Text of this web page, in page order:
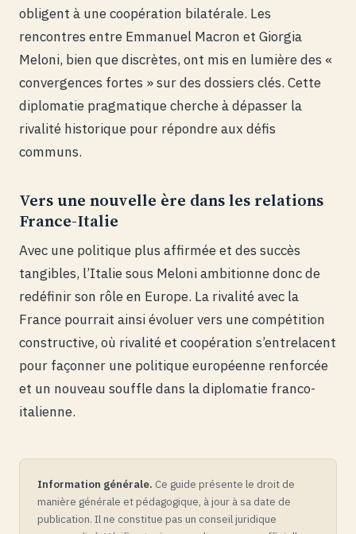
obligent à une coopération bilatérale. Les
rencontres entre Emmanuel Macron et Giorgia
Meloni, bien que discrètes, ont mis en lumière des «
convergences fortes » sur des dossiers clés. Cette
diplomatie pragmatique cherche à dépasser la
rivalité historique pour répondre aux défis
communs.
Vers une nouvelle ère dans les relations
France-Italie
Avec une politique plus affirmée et des succès
tangibles, l’Italie sous Meloni ambitionne donc de
redéfinir son rôle en Europe. La rivalité avec la
France pourrait ainsi évoluer vers une compétition
constructive, où rivalité et coopération s’entrelacent
pour façonner une politique européenne renforcée
et un nouveau souffle dans la diplomatie franco-
italienne.
Information générale. Ce guide présente le droit de
manière générale et pédagogique, à jour à sa date de
publication. Il ne constitue pas un conseil juridique